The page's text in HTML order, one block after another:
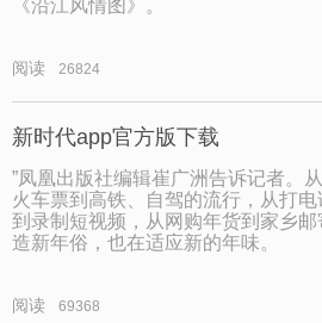
《沿江风情图》。
阅读 26824
新时代app官方版下载
”凤凰出版社编辑崔广洲告诉记者。
火车票到高铁、自驾的流行，从打
到录制短视频，从网购年货到家乡邮
造新年俗，也在适应新的年味。
阅读 69368